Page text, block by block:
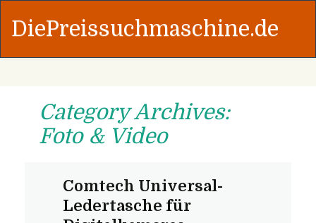
DiePreissuchmaschine.de
Category Archives:
Foto & Video
Comtech Universal-
Ledertasche für